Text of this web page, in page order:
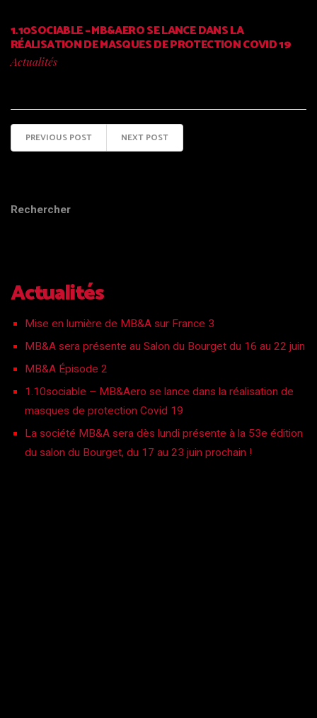
1.10SOCIABLE – MB&AERO SE LANCE DANS LA
RÉALISATION DE MASQUES DE PROTECTION COVID 19
Actualités
PREVIOUS POST NEXT POST
Rechercher
Actualités
Mise en lumière de MB&A sur France 3
MB&A sera présente au Salon du Bourget du 16 au 22 juin
MB&A Épisode 2
1.10sociable – MB&Aero se lance dans la réalisation de
masques de protection Covid 19
La société MB&A sera dès lundi présente à la 53e édition
du salon du Bourget, du 17 au 23 juin prochain !